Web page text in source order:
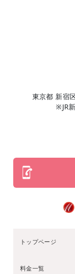
東京都 新宿
※JR
トップページ
料金一覧